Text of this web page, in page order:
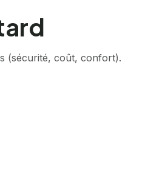
(sécurité, coût, confort).